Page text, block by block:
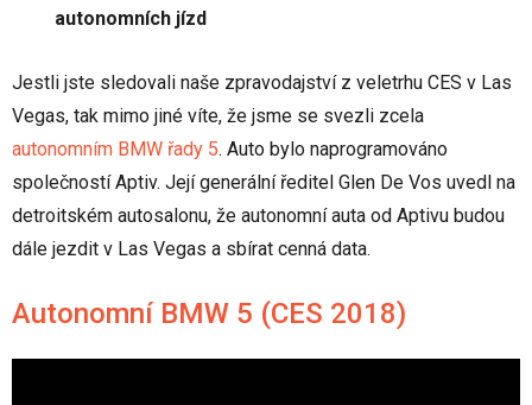
autonomních jízd
Jestli jste sledovali naše zpravodajství z veletrhu CES v Las
Vegas, tak mimo jiné víte, že jsme se svezli zcela
autonomním BMW řady 5. Auto bylo naprogramováno
společností Aptiv. Její generální ředitel Glen De Vos uvedl na
detroitském autosalonu, že autonomní auta od Aptivu budou
dále jezdit v Las Vegas a sbírat cenná data.
Autonomní BMW 5 (CES 2018)